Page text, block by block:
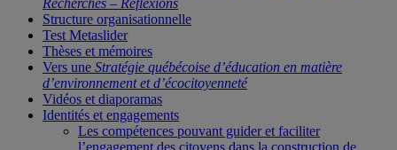
Recherches – Réflexions
Structure organisationnelle
Test Metaslider
Thèses et mémoires
Vers une Stratégie québécoise d’éducation en matière
d’environnement et d’écocitoyenneté
Vidéos et diaporamas
Identités et engagements
Les compétences pouvant guider et faciliter